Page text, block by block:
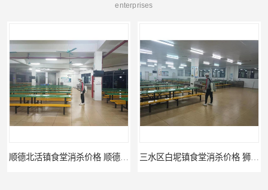
enterprises